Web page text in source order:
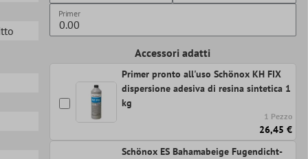
Primer
Accessori adatti
Primer pronto all'uso Schönox KH FIX
dispersione adesiva di resina sintetica 1
kg
1 Pezzo
26,45 €
Schönox ES Bahamabeige Fugendicht-